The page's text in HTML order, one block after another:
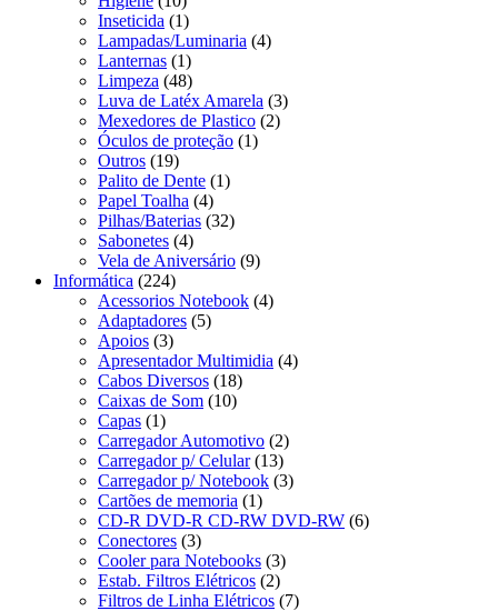
Inseticida (1)
Lampadas/Luminaria (4)
Lanternas (1)
Limpeza (48)
Luva de Latéx Amarela (3)
Mexedores de Plastico (2)
Óculos de proteção (1)
Outros (19)
Palito de Dente (1)
Papel Toalha (4)
Pilhas/Baterias (32)
Sabonetes (4)
Vela de Aniversário (9)
Informática (224)
Acessorios Notebook (4)
Adaptadores (5)
Apoios (3)
Apresentador Multimidia (4)
Cabos Diversos (18)
Caixas de Som (10)
Capas (1)
Carregador Automotivo (2)
Carregador p/ Celular (13)
Carregador p/ Notebook (3)
Cartões de memoria (1)
CD-R DVD-R CD-RW DVD-RW (6)
Conectores (3)
Cooler para Notebooks (3)
Estab. Filtros Elétricos (2)
Filtros de Linha Elétricos (7)